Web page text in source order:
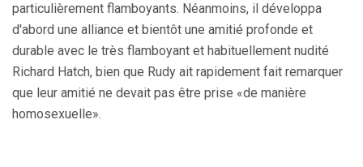
particulièrement flamboyants. Néanmoins, il développa
d'abord une alliance et bientôt une amitié profonde et
durable avec le très flamboyant et habituellement nudité
Richard Hatch, bien que Rudy ait rapidement fait remarquer
que leur amitié ne devait pas être prise «de manière
homosexuelle».